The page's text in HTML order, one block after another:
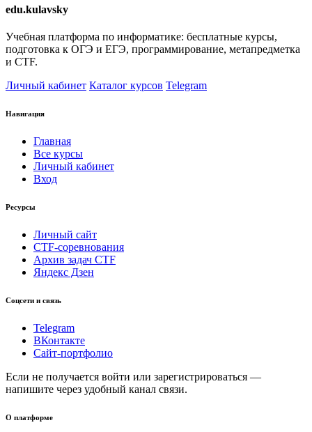
edu.kulavsky
Учебная платформа по информатике: бесплатные курсы,
подготовка к ОГЭ и ЕГЭ, программирование, метапредметка
и CTF.
Личный кабинет Каталог курсов Telegram
Навигация
Главная
Все курсы
Личный кабинет
Вход
Ресурсы
Личный сайт
CTF-соревнования
Архив задач CTF
Яндекс Дзен
Соцсети и связь
Telegram
ВКонтакте
Сайт-портфолио
Если не получается войти или зарегистрироваться —
напишите через удобный канал связи.
О платформе